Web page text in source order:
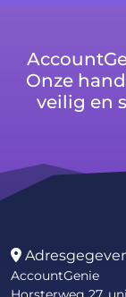
Onze
veilig en
AccountGenie